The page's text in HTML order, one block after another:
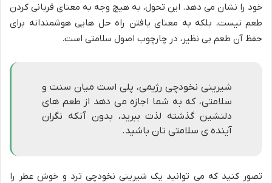
خود را نشان می دهد. این تحول، به هیچ وجه به معنای قربانی کردن
طعم نیست، بلکه به معنای یافتن راه حل هایی هوشمندانه برای
حفظ آن طعم بی نظیر، در چارچوب اصول سلامتی است.
شیرینی نخودچی رژیمی، پلی است میان سنت و
سلامتی، که به شما اجازه می دهد از طعم های
دلنشین گذشته لذت ببرید، بدون آنکه نگران
آینده ی سلامتی تان باشید.
تصور کنید که می توانید یک شیرینی نخودچی ترد و خوش عطر را